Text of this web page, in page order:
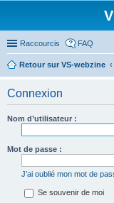
Raccourcis FAQ
Retour sur VS-webzine
Connexion
Nom d’utilisateur :
Mot de passe :
J’ai oublié mon mot de
Se souvenir de moi